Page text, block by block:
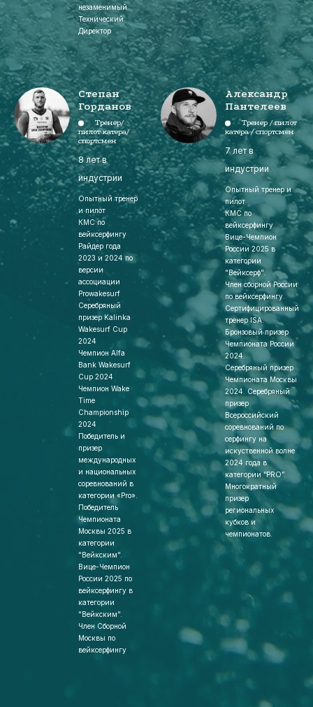
незаменимый
Технический
Директор
Степан
Горданов
Тренер/
пилот катера/
спортсмен
8 лет в
индустрии
Опытный тренер
и пилот
КМС по
вейксерфингу
Райдер года
2023 и 2024 по
версии
ассоциации
Prowakesurf
Серебряный
призер Kalinka
Wakesurf Cup
2024
Чемпион Alfa
Bank Wakesurf
Cup 2024
Чемпион Wake
Time
Championship
2024
Победитель и
призер
международных
и национальных
соревнований в
категории «Pro».
Победитель
Чемпионата
Москвы 2025 в
категории
"Вейкским".
Вице-Чемпион
России 2025 по
вейксерфингу в
категории
"Вейкским".
Член Сборной
Москвы по
вейксерфингу
Александр
Пантелеев
Тренер / пилот
катера / спортсмен
7 лет в
индустрии
Опытный тренер и
пилот
КМС по
вейксерфингу
Вице-Чемпион
России 2025 в
категории
"Вейксерф".
Член сборной России
по вейксерфингу.
Сертифицированный
тренер ISA.
Бронзовый призер
Чемпионата России
2024.
Серебряный призер
Чемпионата Москвы
2024. Серебряный
призер
Всероссийский
соревнований по
серфингу на
искуственной волне
2024 года в
категории “PRO”.
Многократный
призер
региональных
кубков и
чемпионатов.